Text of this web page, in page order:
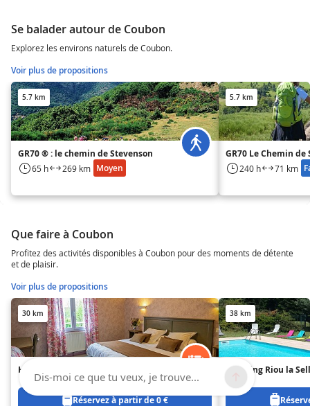
Se balader autour de Coubon
Explorez les environs naturels de Coubon.
Voir plus de propositions
5.7 km
GR70 ® : le chemin de Stevenson
65 h 269 km Moyen
5.7 km
GR70 Le Chemin de
240 h 71 km
Que faire à Coubon
Profitez des activités disponibles à Coubon pour des moments de détente
et de plaisir.
Voir plus de propositions
30 km
Hôtel du Nord ***
Réservez à partir de 0 €
38 km
Camping Riou la
Dis-moi ce que tu veux, je trouve...